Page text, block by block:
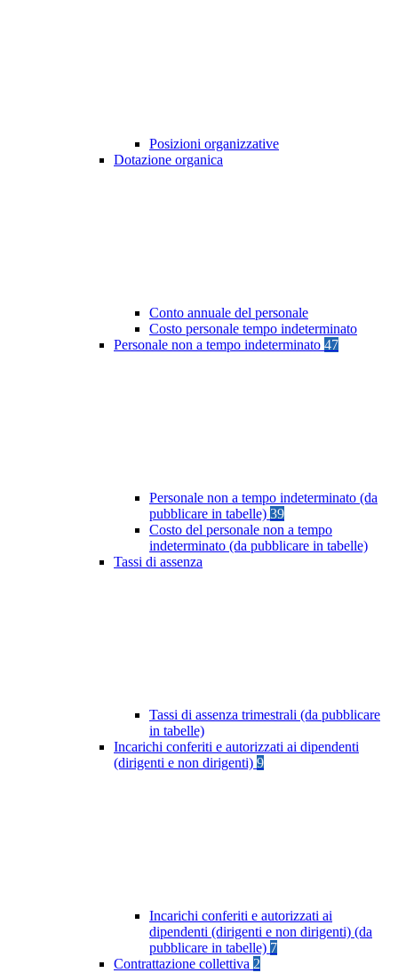
Posizioni organizzative
Dotazione organica
Conto annuale del personale
Costo personale tempo indeterminato
Personale non a tempo indeterminato 47
Personale non a tempo indeterminato (da
pubblicare in tabelle) 39
Costo del personale non a tempo
indeterminato (da pubblicare in tabelle)
Tassi di assenza
Tassi di assenza trimestrali (da pubblicare
in tabelle)
Incarichi conferiti e autorizzati ai dipendenti
(dirigenti e non dirigenti) 9
Incarichi conferiti e autorizzati ai
dipendenti (dirigenti e non dirigenti) (da
pubblicare in tabelle) 7
Contrattazione collettiva 2